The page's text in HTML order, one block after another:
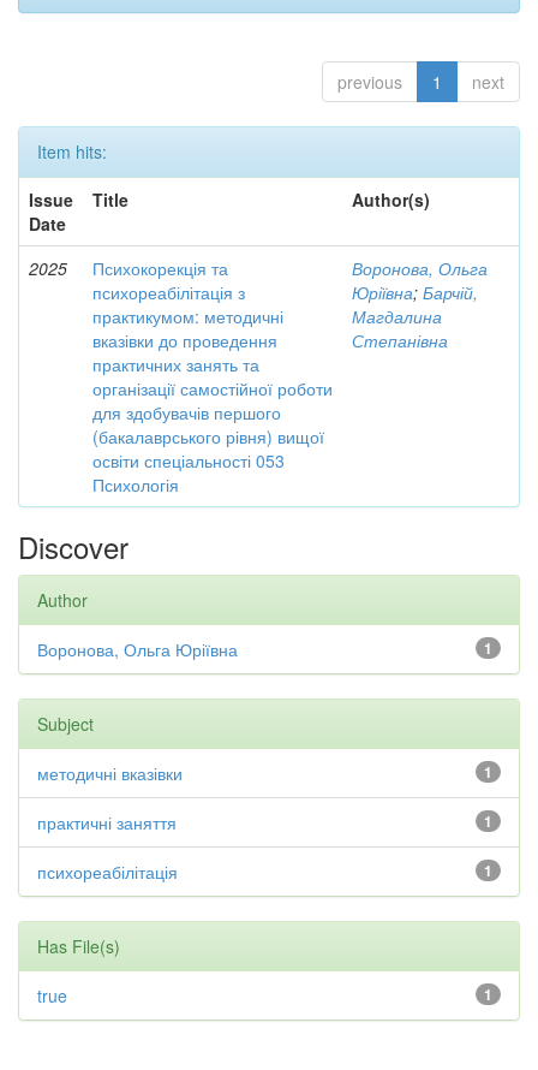
previous 1 next
Item hits:
Issue
Date
Title Author(s)
2025
Психокорекція та
психореабілітація з
практикумом: методичні
вказівки до проведення
практичних занять та
організації самостійної роботи
для здобувачів першого
(бакалаврського рівня) вищої
освіти спеціальності 053
Психологія
Воронова, Ольга
Юріївна; Барчій,
Магдалина
Степанівна
Discover
Author
1
Воронова, Ольга Юріївна
Subject
1
методичні вказівки
1
практичні заняття
1
психореабілітація
Has File(s)
1
true